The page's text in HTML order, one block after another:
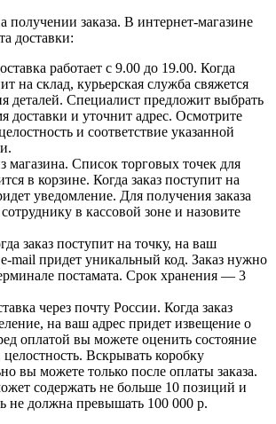
получении заказа. В интернет-магазине
доставки:
работает с 9.00 до 19.00. Когда
на склад, курьерская служба свяжется
деталей. Специалист предложит выбрать
доставки и уточнит адрес. Осмотрите
и соответствие указанной
магазина. Список торговых точек для
в корзине. Когда заказ поступит на
уведомление. Для получения заказа
в кассовой зоне и назовите
заказ поступит на точку, на ваш
mail придет уникальный код. Заказ нужно
постамата. Срок хранения — 3
через почту России. Когда заказ
на ваш адрес придет извещение о
оплатой вы можете оценить состояние
целостность. Вскрывать коробку
вы можете только после оплаты заказа.
содержать не больше 10 позиций и
не должна превышать 100 000 р.